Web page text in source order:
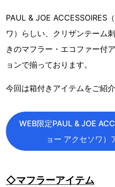
PAUL & JOE ACCESSOIRES
ワ）らしい、クリザンテーム
きのマフラー・エコファー付
ョンで揃っております。
今回は箱付きアイテムをご紹介
WEB限定PAUL & JOE
ョー アクセソワ）
◇マフラーアイテム